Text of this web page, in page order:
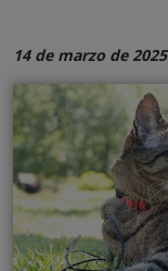
14 de marzo de 2025